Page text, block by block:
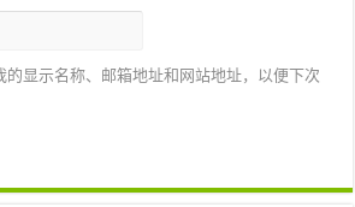
的显示名称、邮箱地址和网站地址，以便下次